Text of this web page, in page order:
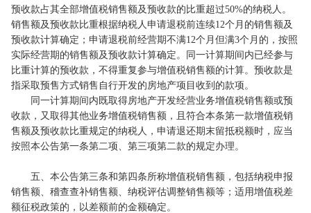
预收款占其全部增值税销售额及预收款的比重超过50%的纳税人。
销售额及预收款比重根据纳税人申请退税前连续12个月的销售额及
预收款计算确定；申请退税前经营期不满12个月但满3个月的，按照
实际经营期的销售额及预收款计算确定。同一计算期间内已经参与
比重计算的预收款，不得重复参与增值税销售额的计算。预收款是
指采取预售方式销售自行开发的房地产项目收到的款项。
同一计算期间内既取得房地产开发经营业务增值税销售额或预
收款，又取得其他业务增值税销售额，且符合本条第一款增值税销
售额及预收款比重规定的纳税人，申请退还期末留抵税额时，应当
按照本公告第一条第二项、第三项第二款的规定办理。
五、本公告第三条和第四条所称增值税销售额，包括纳税申报
销售额、稽查查补销售额、纳税评估调整销售额等；适用增值税差
额征税政策的，以差额前的金额确定。